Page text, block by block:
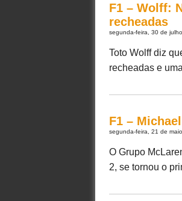
F1 – Wolff:
recheadas
segunda-feira, 30 de
Toto Wolff diz
recheadas e
F1 –
segunda-feira, 21 de
O Grupo
2, se tornou o